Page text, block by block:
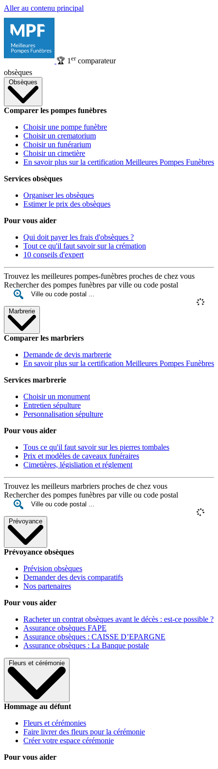
Aller au contenu principal
🏆 1 ercomparateur
obsèques
Obsèques
Comparer les pompes funèbres
Choisir une pompe funèbre
Choisir un crematorium
Choisir un funérarium
Choisir un cimetière
En savoir plus sur la certification Meilleures Pompes Funèbres
Services obsèques
Organiser les obsèques
Estimer le prix des obsèques
Pour vous aider
Qui doit payer les frais d'obsèques ?
Tout ce qu'il faut savoir sur la crémation
10 conseils d'expert
Trouvez les meilleures pompes-funèbres proches de chez vous
Rechercher des pompes funèbres par ville ou code postal
Marbrerie
Comparer les marbriers
Demande de devis marbrerie
En savoir plus sur la certification Meilleures Pompes Funèbres
Services marbrerie
Choisir un monument
Entretien sépulture
Personnalisation sépulture
Pour vous aider
Tous ce qu'il faut savoir sur les pierres tombales
Prix et modèles de caveaux funéraires
Cimetières, législiation et réglement
Trouvez les meilleurs marbriers proches de chez vous
Rechercher des pompes funèbres par ville ou code postal
Prévoyance
Prévoyance obsèques
Prévision obsèques
Demander des devis comparatifs
Nos partenaires
Pour vous aider
Racheter un contrat obsèques avant le décès : est-ce possible ?
Assurance obsèques FAPE
Assurance obsèques : CAISSE D’EPARGNE
Assurance obsèques : La Banque postale
Fleurs et cérémonie
Hommage au défunt
Fleurs et cérémonies
Faire livrer des fleurs pour la cérémonie
Créer votre espace cérémonie
Pour vous aider